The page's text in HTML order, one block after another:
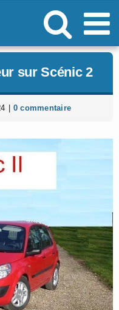
sur Scénic 2
0 commentaire